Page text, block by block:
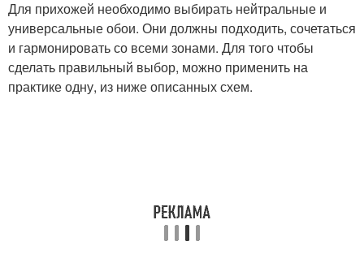
Для прихожей необходимо выбирать нейтральные и
универсальные обои. Они должны подходить, сочетаться
и гармонировать со всеми зонами. Для того чтобы
сделать правильный выбор, можно применить на
практике одну, из ниже описанных схем.